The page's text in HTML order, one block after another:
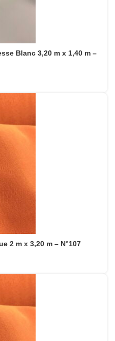
Blanc 3,20 m x 1,40 m –
2 m x 3,20 m – N°107